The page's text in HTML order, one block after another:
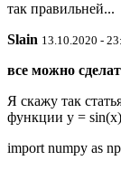
так правильней...
Slain 13.10.2020 -
все можно
Я скажу так
функции y =
import numpy as